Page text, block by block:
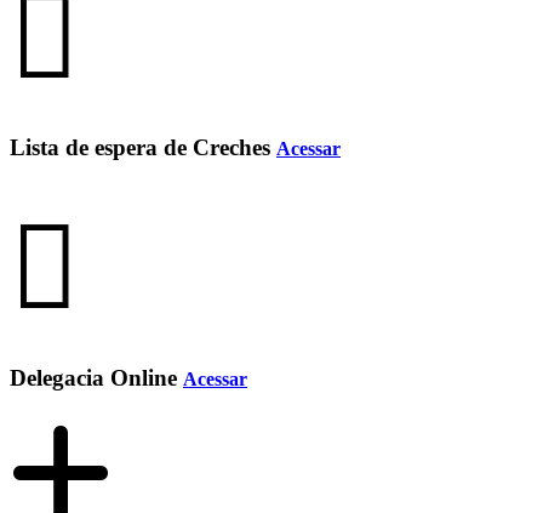
Lista de espera de Creches Acessar
Delegacia Online Acessar